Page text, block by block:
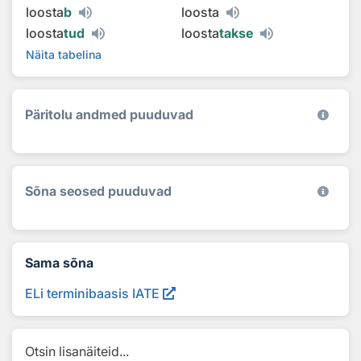
loostab
loosta
loostatud loostatakse
Näita tabelina
Päritolu andmed puuduvad
Sõna seosed puuduvad
Sama sõna
ELi terminibaasis IATE
Otsin lisanäiteid...